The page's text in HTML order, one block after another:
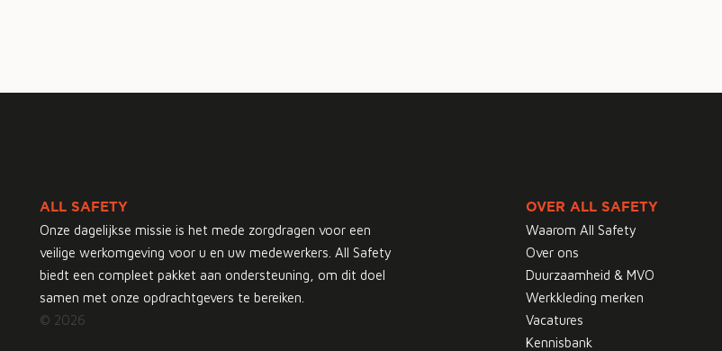
ALL SAFETY
Onze dagelijkse missie is het mede zorgdragen voor een
veilige werkomgeving voor u en uw medewerkers. All Safety
biedt een compleet pakket aan ondersteuning, om dit doel
samen met onze opdrachtgevers te bereiken.
© 2026
OVER ALL SAFETY
Waarom All Safety
Over ons
Duurzaamheid & MVO
Werkkleding merken
Vacatures
Kennisbank